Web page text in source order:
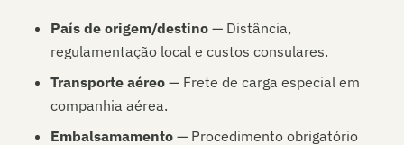
País de origem/destino — Distância,
regulamentação local e custos consulares.
Transporte aéreo — Frete de carga especial em
companhia aérea.
Embalsamamento — Procedimento obrigatório